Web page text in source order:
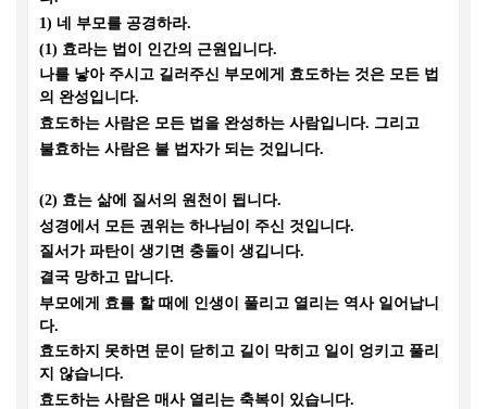
1) 네 부모를 공경하라.
(1) 효라는 법이 인간의 근원입니다.
나를 낳아 주시고 길러주신 부모에게 효도하는 것은 모든 법
의 완성입니다.
효도하는 사람은 모든 법을 완성하는 사람입니다. 그리고
불효하는 사람은 불 법자가 되는 것입니다.
(2) 효는 삶에 질서의 원천이 됩니다.
성경에서 모든 권위는 하나님이 주신 것입니다.
질서가 파탄이 생기면 충돌이 생깁니다.
결국 망하고 맙니다.
부모에게 효를 할 때에 인생이 풀리고 열리는 역사 일어납니
다.
효도하지 못하면 문이 닫히고 길이 막히고 일이 엉키고 풀리
지 않습니다.
효도하는 사람은 매사 열리는 축복이 있습니다.